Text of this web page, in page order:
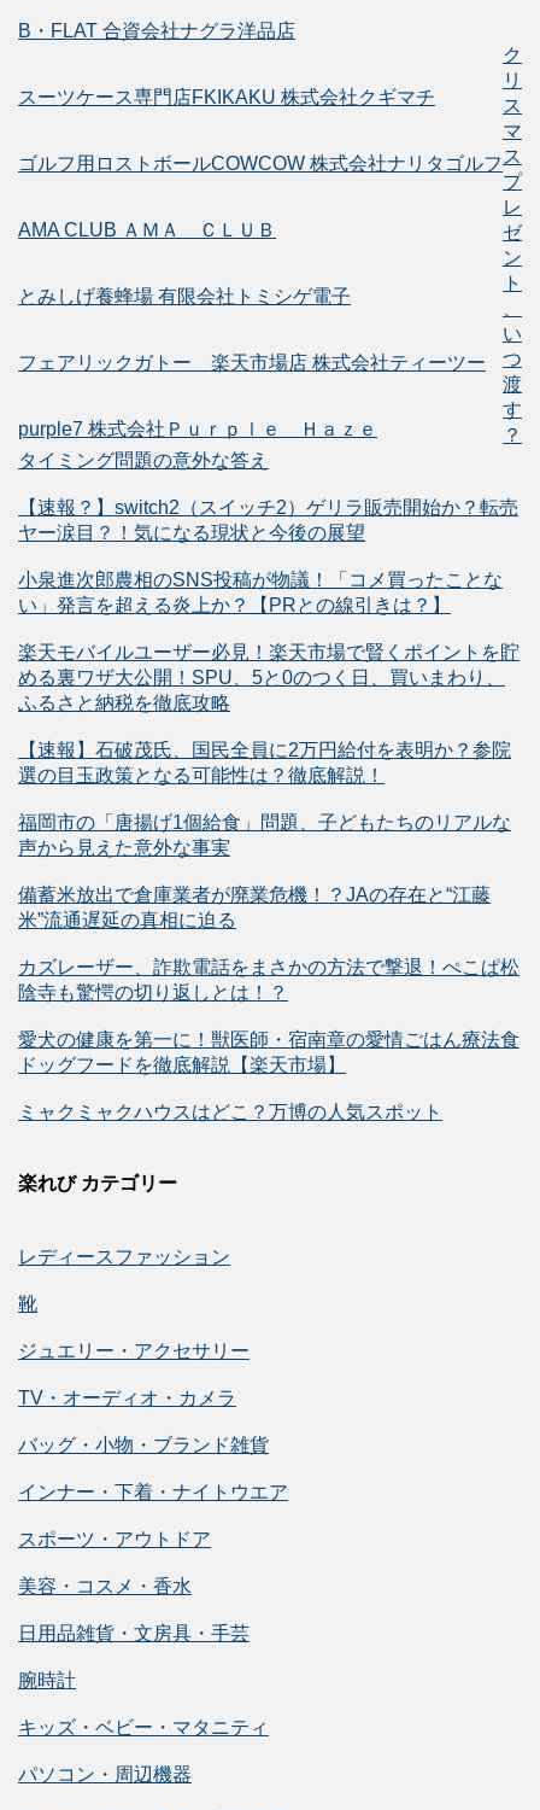
B・FLAT 合資会社ナグラ洋品店
スーツケース専門店FKIKAKU 株式会社クギマチ
ゴルフ用ロストボールCOWCOW 株式会社ナリタゴルフ
AMA CLUB ＡＭＡ ＣＬＵＢ
とみしげ養蜂場 有限会社トミシゲ電子
フェアリックガトー 楽天市場店 株式会社ティーツー
purple7 株式会社Ｐｕｒｐｌｅ Ｈａｚｅ
ク
リ
ス
マ
ス
プ
レ
ゼ
ン
ト
い
つ
渡
す
？
タイミング問題の意外な答え
【速報？】switch2（スイッチ2）ゲリラ販売開始か？転売
ヤー涙目？！気になる現状と今後の展望
小泉進次郎農相のSNS投稿が物議！「コメ買ったことな
い」発言を超える炎上か？【PRとの線引きは？】
楽天モバイルユーザー必見！楽天市場で賢くポイントを貯
める裏ワザ大公開！SPU、5と0のつく日、買いまわり、
ふるさと納税を徹底攻略
【速報】石破茂氏、国民全員に2万円給付を表明か？参院
選の目玉政策となる可能性は？徹底解説！
福岡市の「唐揚げ1個給食」問題、子どもたちのリアルな
声から見えた意外な事実
備蓄米放出で倉庫業者が廃業危機！？JAの存在と“江藤
米”流通遅延の真相に迫る
カズレーザー、詐欺電話をまさかの方法で撃退！ぺこぱ松
陰寺も驚愕の切り返しとは！？
愛犬の健康を第一に！獣医師・宿南章の愛情ごはん療法食
ドッグフードを徹底解説【楽天市場】
ミャクミャクハウスはどこ？万博の人気スポット
楽れび カテゴリー
レディースファッション
靴
ジュエリー・アクセサリー
TV・オーディオ・カメラ
バッグ・小物・ブランド雑貨
インナー・下着・ナイトウエア
スポーツ・アウトドア
美容・コスメ・香水
日用品雑貨・文房具・手芸
腕時計
キッズ・ベビー・マタニティ
パソコン・周辺機器